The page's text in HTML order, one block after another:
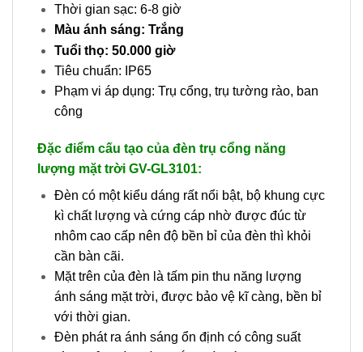
Thời gian sạc: 6-8 giờ
Màu ánh sáng: Trắng
Tuổi thọ: 50.000 giờ
Tiêu chuẩn: IP65
Phạm vi áp dụng: Trụ cổng, trụ tường rào, ban
công
Đặc điểm cấu tạo của đèn trụ cổng năng
lượng mặt trời GV-GL3101:
Đèn có một kiểu dáng rất nổi bật, bộ khung cực
kì chất lượng và cứng cáp nhờ được đúc từ
nhôm cao cấp nên độ bền bỉ của đèn thì khỏi
cần bàn cãi.
Mặt trên của đèn là tấm pin thu năng lượng
ánh sáng mặt trời, được bảo vệ kĩ càng, bền bỉ
với thời gian.
Đèn phát ra ánh sáng ổn định có công suất